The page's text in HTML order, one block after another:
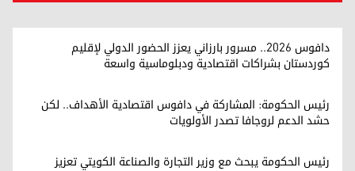
دافوس 2026.. مسرور بارزاني يعزز الحضور الدولي لإقليم
كوردستان بشراكات اقتصادية ودبلوماسية واسعة
رئيس الحكومة: المشاركة في دافوس اقتصادية الأهداف.. لكن
حشد الدعم لروجافا تصدر الأولويات
رئيس الحكومة يبحث مع وزير التجارة والصناعة الكويتي تعزيز